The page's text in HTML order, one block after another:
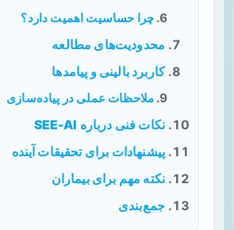
چرا حساسیت اهمیت دارد؟
محدودیت‌های مطالعه
کاربرد بالینی و پیامدها
ملاحظات عملی در پیاده‌سازی
نکات فنی درباره SEE-AI
پیشنهادات برای تحقیقات آینده
نکته مهم برای بیماران
جمع‌بندی